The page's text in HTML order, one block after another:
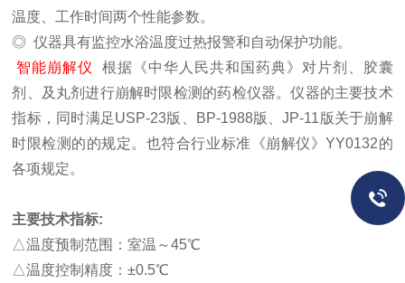
温度、工作时间两个性能参数。
◎ 仪器具有监控水浴温度过热报警和自动保护功能。
智能崩解仪根据《中华人民共和国药典》对片剂、胶囊
剂、及丸剂进行崩解时限检测的药检仪器。仪器的主要技术
指标，同时满足USP-23版、 BP-1988版、JP-11版关于崩解
时限检测的的规定。也符合行业标准《崩解仪》YY0132的
各项规定。
主要技术指标:
△温度预制范围：室温～45℃
△温度控制精度：±0.5℃